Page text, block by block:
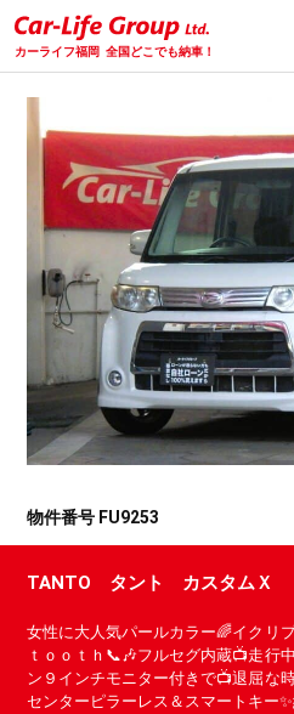
カーライフ福岡 全国どこでも納車！
物件番号 FU9253
TANTO タント カスタムＸ
女性に大人気パールカラー🌈イクリ
ｔｏｏｔｈ📞🎶フルセグ内蔵📺走行
ン９インチモニター付きで📺退屈な
センターピラーレス＆スマートキー